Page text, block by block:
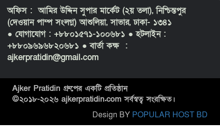
অফিস : আমির উদ্দিন সুপার মার্কেট (২য় তলা), নিশ্চিন্তপুর
(দেওয়ান পাম্প সংলগ্ন) আশুলিয়া, সাভার, ঢাকা- ১৩৪১
● যোগাযোগ : +৮৮০১৫৭১-১০০৬৮১ ● হটলাইন :
+৮৮০৯৬৯৬৮২০৬৮১ ● বার্তা কক্ষ :
ajkerpratidin@gmail.com
Ajker Pratidin গ্রুপের একটি প্রতিষ্ঠান
©২০১৮-২০২৬ ajkerpratidin.com সর্বস্বত্ব সংরক্ষিত।
Design BY POPULAR HOST BD